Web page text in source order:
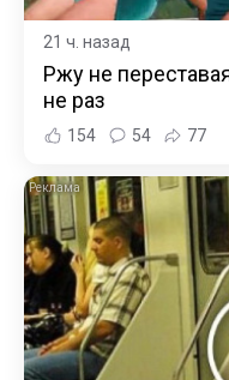
21 ч. назад
Ржу не
не раз
154 54 77